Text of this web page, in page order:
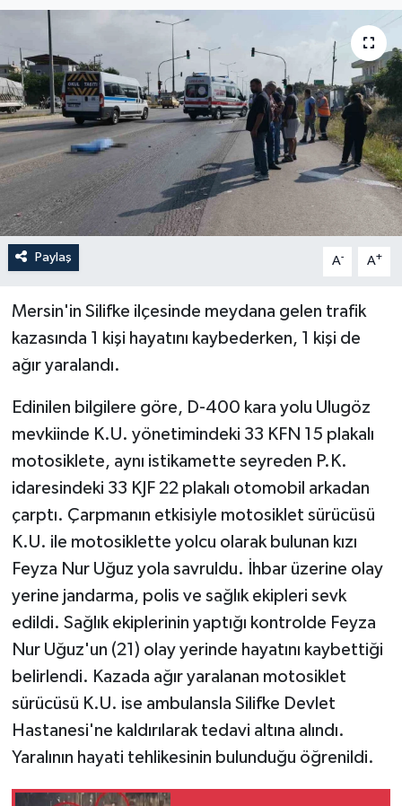
Paylaş A- A+
Mersin'in Silifke ilçesinde meydana gelen trafik
kazasında 1 kişi hayatını kaybederken, 1 kişi de
ağır yaralandı.
Edinilen bilgilere göre, D-400 kara yolu Ulugöz
mevkiinde K.U. yönetimindeki 33 KFN 15 plakalı
motosiklete, aynı istikamette seyreden P.K.
idaresindeki 33 KJF 22 plakalı otomobil arkadan
çarptı. Çarpmanın etkisiyle motosiklet sürücüsü
K.U. ile motosiklette yolcu olarak bulunan kızı
Feyza Nur Uğuz yola savruldu. İhbar üzerine olay
yerine jandarma, polis ve sağlık ekipleri sevk
edildi. Sağlık ekiplerinin yaptığı kontrolde Feyza
Nur Uğuz'un (21) olay yerinde hayatını kaybettiği
belirlendi. Kazada ağır yaralanan motosiklet
sürücüsü K.U. ise ambulansla Silifke Devlet
Hastanesi'ne kaldırılarak tedavi altına alındı.
Yaralının hayati tehlikesinin bulunduğu öğrenildi.
Siyaset
Spor
Yaşam